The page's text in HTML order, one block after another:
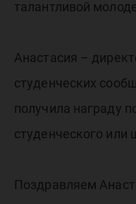
талантливой
Анастасия –
студенческих
получила награду
студенческого или
Поздравляем